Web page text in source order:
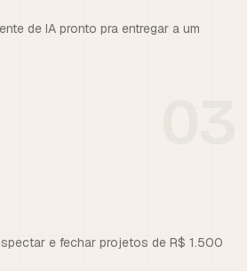
de IA pronto pra entregar a um
e fechar projetos de R$ 1.500